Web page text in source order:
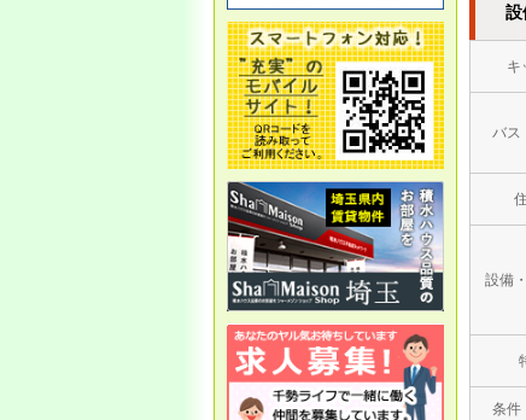
設
キ
バス
設備
条件
12/1
●年末年始休業のお知らせ●
お客様・取引企業様 各位
誠に勝手ながら、以下のとお
り休業となります。
・12月28日（土）～1月5日
（日）は休業とさせて頂きま
す。
・1/6（月）14：00以降 営業
開始
1月7日（火）10：00より通常
営業となります
7/28